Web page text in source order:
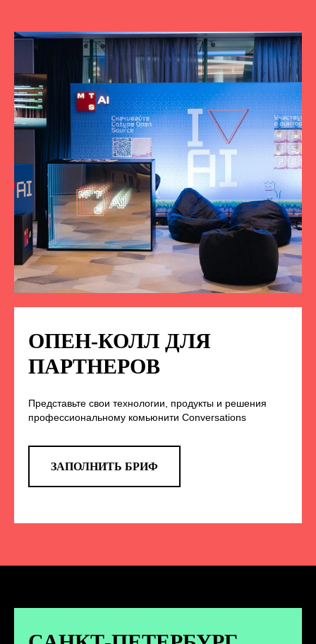
ОПЕН-КОЛЛ ДЛЯ
ПАРТНЕРОВ
Представьте свои технологии, продукты и решения
профессиональному комьюнити Conversations
ЗАПОЛНИТЬ БРИФ
НА НАС В СОЦСЕТЯХ
TELEGRAM
анонс новых спикеров и другие
новости конференции